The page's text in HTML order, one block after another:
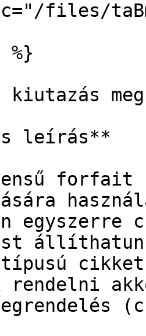
files/
leírás**
forfait
típusú
rendelni